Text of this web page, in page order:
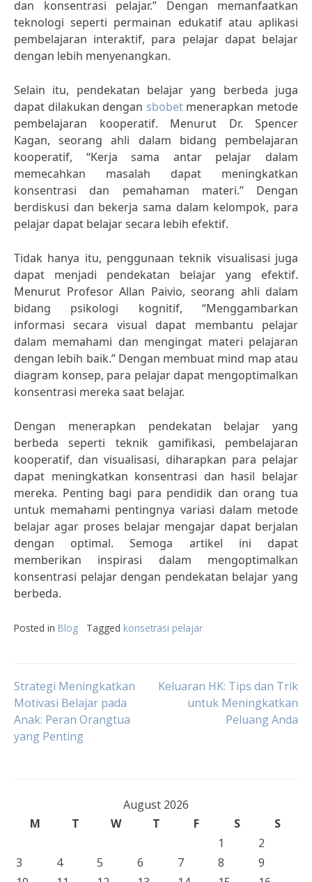
dan konsentrasi pelajar.” Dengan memanfaatkan
teknologi seperti permainan edukatif atau aplikasi
pembelajaran interaktif, para pelajar dapat belajar
dengan lebih menyenangkan.
Selain itu, pendekatan belajar yang berbeda juga
dapat dilakukan dengan sbobetmenerapkan metode
pembelajaran kooperatif. Menurut Dr. Spencer
Kagan, seorang ahli dalam bidang pembelajaran
kooperatif, “Kerja sama antar pelajar dalam
memecahkan masalah dapat meningkatkan
konsentrasi dan pemahaman materi.” Dengan
berdiskusi dan bekerja sama dalam kelompok, para
pelajar dapat belajar secara lebih efektif.
Tidak hanya itu, penggunaan teknik visualisasi juga
dapat menjadi pendekatan belajar yang efektif.
Menurut Profesor Allan Paivio, seorang ahli dalam
bidang psikologi kognitif, “Menggambarkan
informasi secara visual dapat membantu pelajar
dalam memahami dan mengingat materi pelajaran
dengan lebih baik.” Dengan membuat mind map atau
diagram konsep, para pelajar dapat mengoptimalkan
konsentrasi mereka saat belajar.
Dengan menerapkan pendekatan belajar yang
berbeda seperti teknik gamifikasi, pembelajaran
kooperatif, dan visualisasi, diharapkan para pelajar
dapat meningkatkan konsentrasi dan hasil belajar
mereka. Penting bagi para pendidik dan orang tua
untuk memahami pentingnya variasi dalam metode
belajar agar proses belajar mengajar dapat berjalan
dengan optimal. Semoga artikel ini dapat
memberikan inspirasi dalam mengoptimalkan
konsentrasi pelajar dengan pendekatan belajar yang
berbeda.
Posted in Blog Tagged konsetrasi pelajar
Post
navigation
Strategi Meningkatkan
Motivasi Belajar pada
Anak: Peran Orangtua
yang Penting
Keluaran HK: Tips dan Trik
untuk Meningkatkan
Peluang Anda
August 2026
M
T W T F S
S
1
2
3
4 5 6 7 8
9